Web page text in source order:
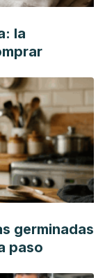
la
germinadas
paso